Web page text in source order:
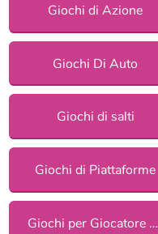
Giochi di Azione
Giochi Di Auto
Giochi di salti
Giochi di Piattaforme
Giochi per Giocatore Singolo